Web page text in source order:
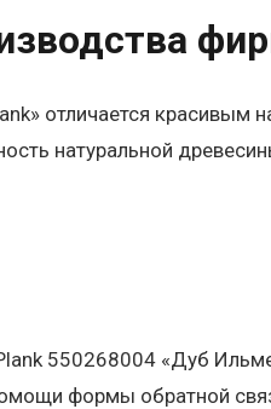
отличается красивым
натуральной
550268004 «Дуб
формы обратной